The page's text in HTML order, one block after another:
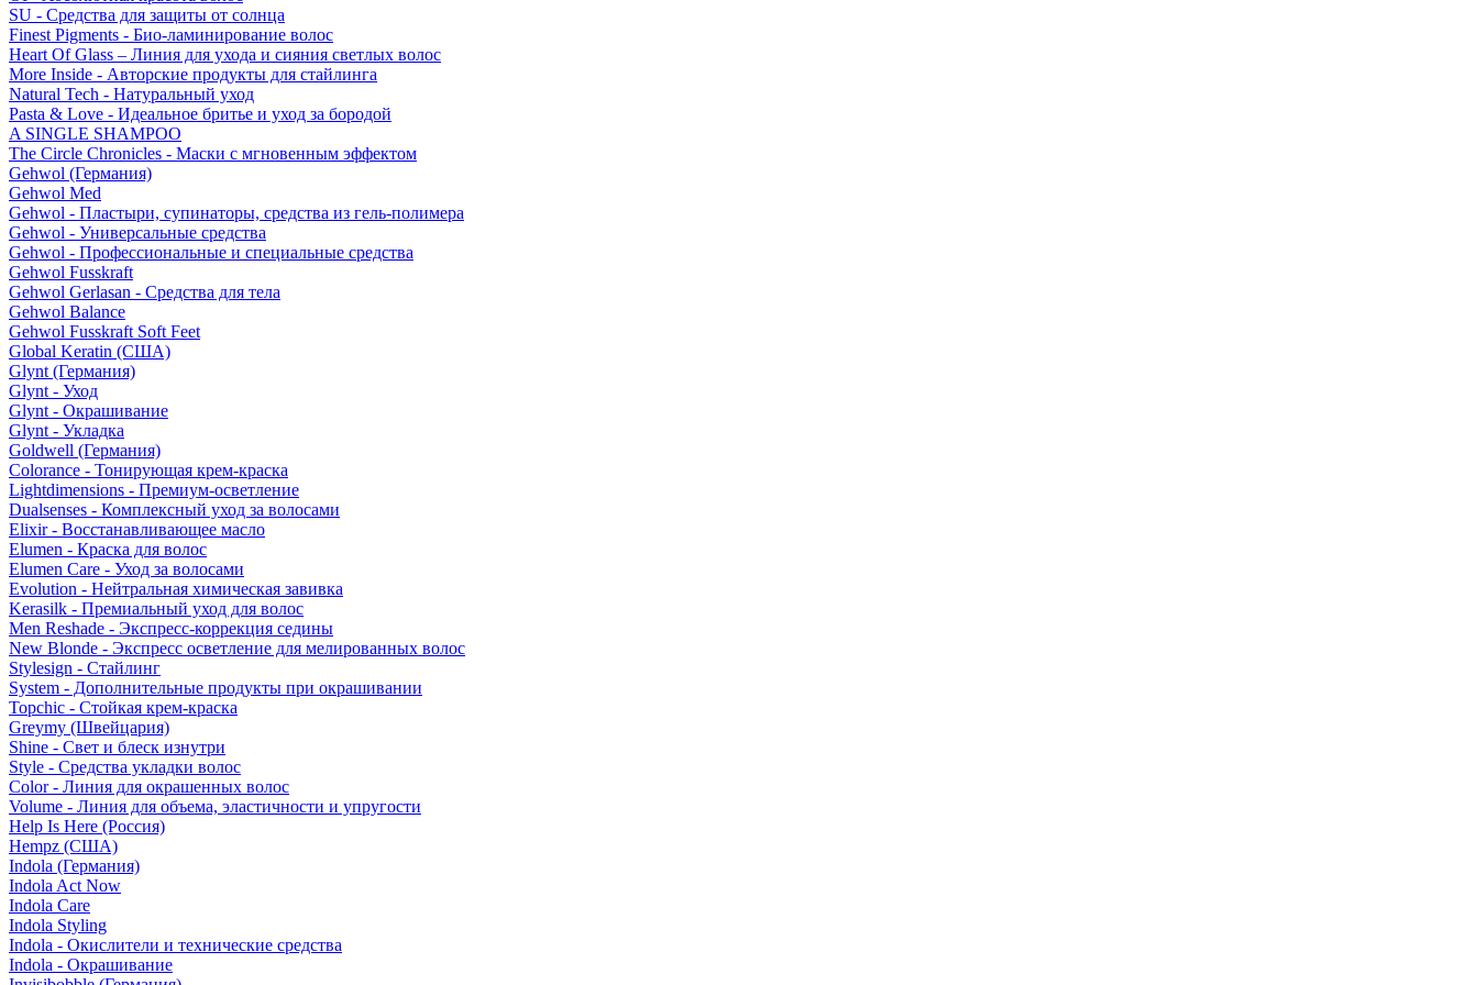
SU - Средства для защиты от солнца
Finest Pigments - Био-ламинирование волос
Heart Of Glass – Линия для ухода и сияния светлых волос
More Inside - Авторские продукты для стайлинга
Natural Tech - Натуральный уход
Pasta & Love - Идеальное бритье и уход за бородой
A SINGLE SHAMPOO
The Circle Chronicles - Маски с мгновенным эффектом
Gehwol (Германия)
Gehwol Med
Gehwol - Пластыри, супинаторы, средства из гель-полимера
Gehwol - Универсальные средства
Gehwol - Профессиональные и специальные средства
Gehwol Fusskraft
Gehwol Gerlasan - Средства для тела
Gehwol Balance
Gehwol Fusskraft Soft Feet
Global Keratin (США)
Glynt (Германия)
Glynt - Уход
Glynt - Окрашивание
Glynt - Укладка
Goldwell (Германия)
Colorance - Тонирующая крем-краска
Lightdimensions - Премиум-осветление
Dualsenses - Комплексный уход за волосами
Elixir - Восстанавливающее масло
Elumen - Краска для волос
Elumen Care - Уход за волосами
Evolution - Нейтральная химическая завивка
Kerasilk - Премиальный уход для волос
Men Reshade - Экспресс-коррекция седины
New Blonde - Экспресс осветление для мелированных волос
Stylesign - Стайлинг
System - Дополнительные продукты при окрашивании
Topchic - Стойкая крем-краска
Greymy (Швейцария)
Shine - Свет и блеск изнутри
Style - Средства укладки волос
Color - Линия для окрашенных волос
Volume - Линия для объема, эластичности и упругости
Help Is Here (Россия)
Hempz (США)
Indola (Германия)
Indola Act Now
Indola Care
Indola Styling
Indola - Окислители и технические средства
Indola - Окрашивание